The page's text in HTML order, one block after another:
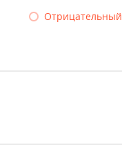
Отрицательный